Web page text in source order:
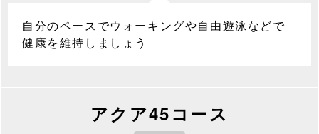
自分のペースでウォーキングや自由遊泳などで
健康を維持しましょう
アクア45コース